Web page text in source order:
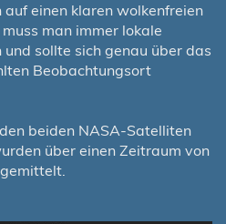
einen klaren wolkenfreien
man immer lokale
sollte sich genau über das
Beobachtungsort
beiden NASA-Satelliten
über einen Zeitraum von